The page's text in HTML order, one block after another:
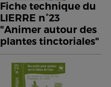
Fiche technique du
LIERRE n°23
"Animer autour des
plantes tinctoriales"